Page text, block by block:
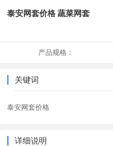
泰安网套价格 蔬菜网套
产品规格：
关键词
泰安网套价格
详细说明